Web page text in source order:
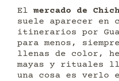
El mercado de
suele aparecer en
itinerarios por
para menos,
llenas de color,
mayas y rituales
una cosa es verlo